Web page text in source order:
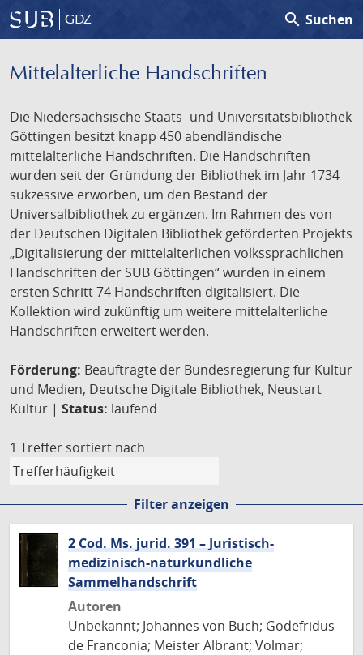
GDZ search Suchen
Mittelalterliche Handschriften
Die Niedersächsische Staats- und Universitätsbibliothek
Göttingen besitzt knapp 450 abendländische
mittelalterliche Handschriften. Die Handschriften
wurden seit der Gründung der Bibliothek im Jahr 1734
sukzessive erworben, um den Bestand der
Universalbibliothek zu ergänzen. Im Rahmen des von
der Deutschen Digitalen Bibliothek geförderten Projekts
„Digitalisierung der mittelalterlichen volkssprachlichen
Handschriften der SUB Göttingen“ wurden in einem
ersten Schritt 74 Handschriften digitalisiert. Die
Kollektion wird zukünftig um weitere mittelalterliche
Handschriften erweitert werden.
Förderung: Beauftragte der Bundesregierung für Kultur
und Medien, Deutsche Digitale Bibliothek, Neustart
Kultur | Status: laufend
1 Treffer sortiert nach
Filter anzeigen
2 Cod. Ms. jurid. 391 – Juristisch-
medizinisch-naturkundliche
Sammelhandschrift
Autoren
Unbekannt; Johannes von Buch; Godefridus
de Franconia; Meister Albrant; Volmar;